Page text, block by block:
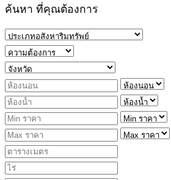
ค้นหา ที่คุณต้องการ